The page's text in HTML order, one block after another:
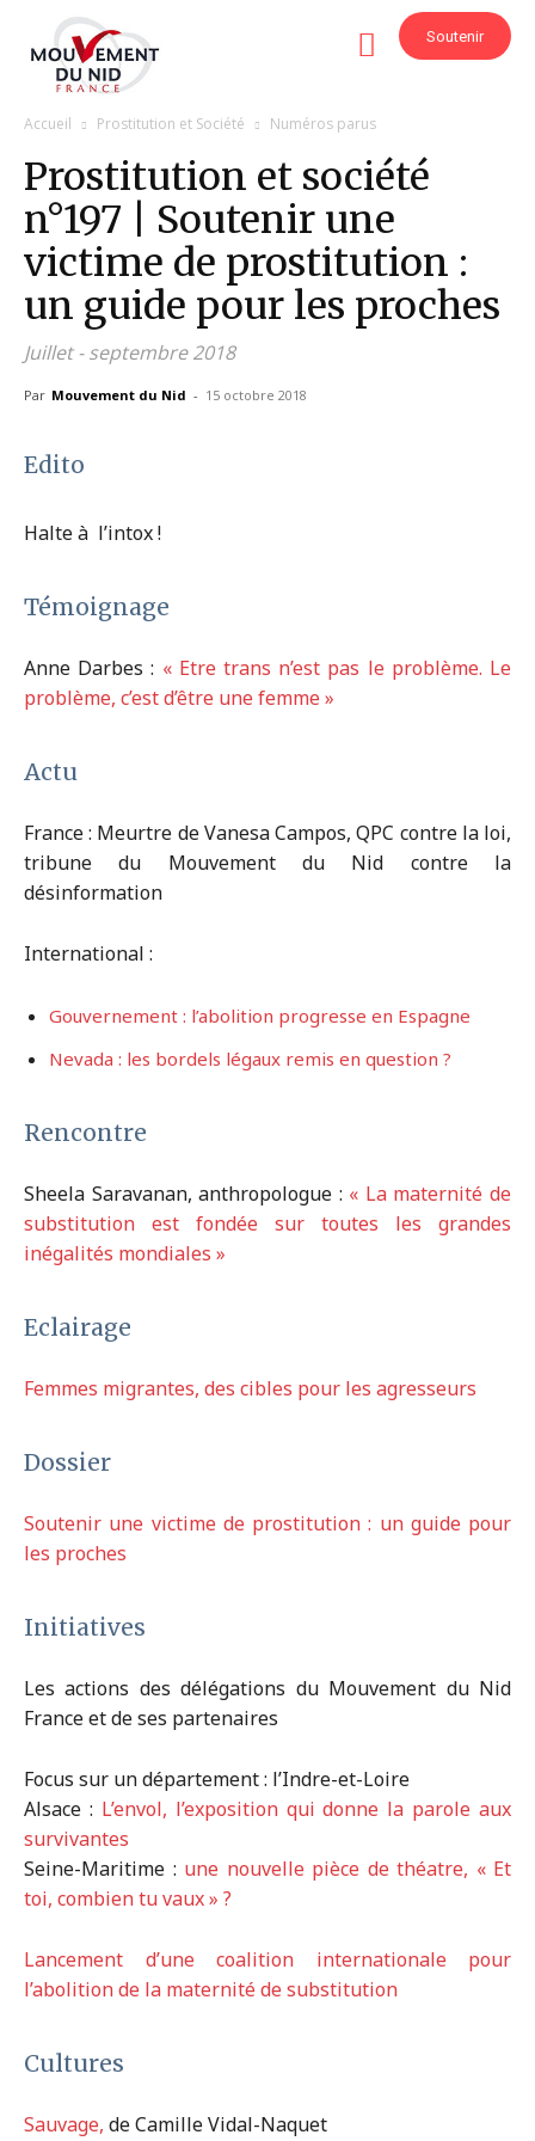
Soutenir
Accueil Prostitution et Société Numéros parus
Prostitution et société
n°197 | Soutenir une
victime de prostitution :
un guide pour les proches
Juillet - septembre 2018
Par Mouvement du Nid - 15 octobre 2018
Edito
Halte à l’intox !
Témoignage
Anne Darbes : « Etre trans n’est pas le problème. Le
problème, c’est d’être une femme »
Actu
France : Meurtre de Vanesa Campos, QPC contre la loi,
tribune du Mouvement du Nid contre la
désinformation
International :
Gouvernement : l’abolition progresse en Espagne
Nevada : les bordels légaux remis en question ?
Rencontre
Sheela Saravanan, anthropologue : « La maternité de
substitution est fondée sur toutes les grandes
inégalités mondiales »
Eclairage
Femmes migrantes, des cibles pour les agresseurs
Dossier
Soutenir une victime de prostitution : un guide pour
les proches
Initiatives
Les actions des délégations du Mouvement du Nid
France et de ses partenaires
Focus sur un département : l’Indre-et-Loire
Alsace : L’envol, l’exposition qui donne la parole aux
survivantes
Seine-Maritime : une nouvelle pièce de théatre, « Et
toi, combien tu vaux » ?
Lancement d’une coalition internationale pour
l’abolition de la maternité de substitution
Cultures
Sauvage, de Camille Vidal-Naquet